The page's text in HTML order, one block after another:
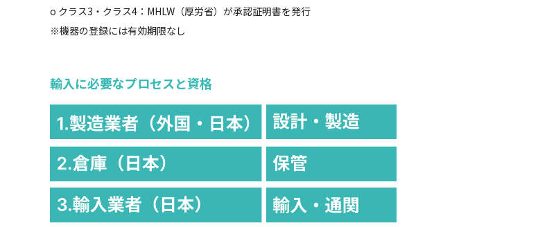
o クラス3・クラス4：MHLW（厚労省）が承認証明書を発行
※機器の登録には有効期限なし
輸入に必要なプロセスと資格